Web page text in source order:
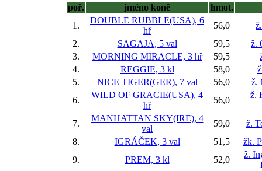
poř. jméno koně
hmot.
1.
DOUBLE RUBBLE(USA), 6
hř
56,0
2.
SAGAJA, 5 val 59,5
ž.
3.
MORNING MIRACLE, 3 hř 59,5
4.
REGGIE, 3 kl 58,0
5.
NICE TIGER(GER), 7 val 56,0
ž.
6.
WILD OF GRACIE(USA), 4
hř
56,0
ž.
7.
MANHATTAN SKY(IRE), 4
val
59,0
ž.
8.
IGRÁČEK, 3 val 51,5
žk.
9.
PREM, 3 kl 52,0
ž.